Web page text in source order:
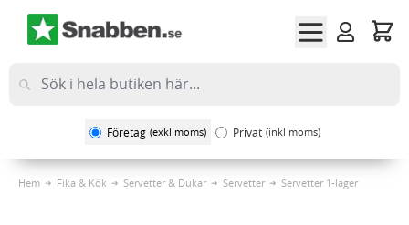
Företag (exkl moms) Privat (inkl moms)
Hem Fika & Kök Servetter & Dukar Servetter Servetter 1-lager